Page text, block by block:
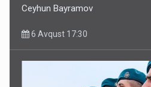
Ceyhun Bayramov
6 Avqust 17:30